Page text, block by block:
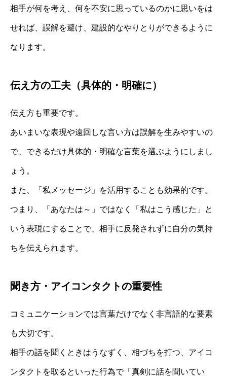
相手が何を考え、何を不安に思っているのかに思いをは
せれば、誤解を避け、建設的なやりとりができるように
なります。
伝え方の工夫（具体的・明確に）
伝え方も重要です。
あいまいな表現や遠回しな言い方は誤解を生みやすいの
で、できるだけ具体的・明確な言葉を選ぶようにしまし
ょう。
また、「私メッセージ」を活用することも効果的です。
つまり、「あなたは～」ではなく「私はこう感じた」と
いう表現にすることで、相手に反発されずに自分の気持
ちを伝えられます。
聞き方・アイコンタクトの重要性
コミュニケーションでは言葉だけでなく非言語的な要素
も大切です。
相手の話を聞くときはうなずく、相づちを打つ、アイコ
ンタクトを取るといった行為で「真剣に話を聞いてい